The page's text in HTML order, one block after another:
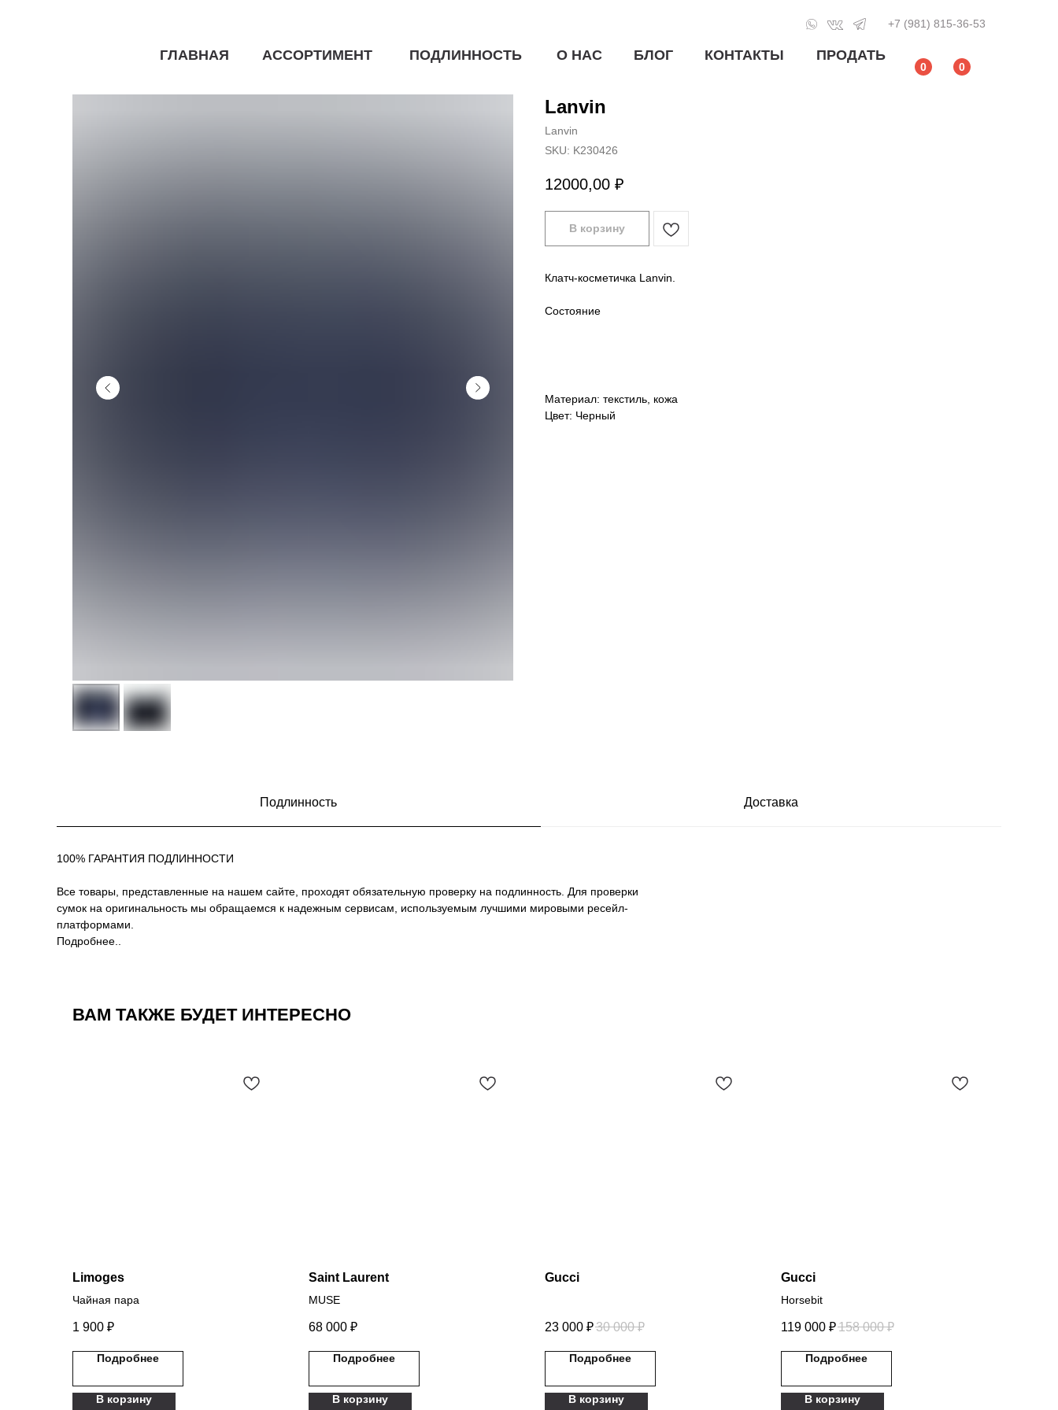
ПРОДАТЬ
КОНТАКТЫ
БЛОГ
О НАС
ПОДЛИННОСТЬ
АССОРТИМЕНТ
ГЛАВНАЯ
0 0
+7 (981) 815-36-53
Lanvin
Lanvin
SKU: K230426
12000,00 ₽
В корзину
Клатч-косметичка Lanvin.
Состояние
Материал: текстиль, кожа
Цвет: Черный
Подлинность Доставка
100% ГАРАНТИЯ ПОДЛИННОСТИ
Все товары, представленные на нашем сайте, проходят обязательную проверку на подлинность. Для проверки
сумок на оригинальность мы обращаемся к надежным сервисам, используемым лучшими мировыми ресейл-
платформами.
Подробнее..
ВАМ ТАКЖЕ БУДЕТ ИНТЕРЕСНО
Limoges
Чайная пара
1 900 ₽
Подробнее
В корзину
Saint Laurent
MUSE
68 000 ₽
Подробнее
В корзину
Gucci
23 000 ₽30 000 ₽
Подробнее
В корзину
Gucci
Horsebit
119 000 ₽158 000 ₽
Подробнее
В корзину